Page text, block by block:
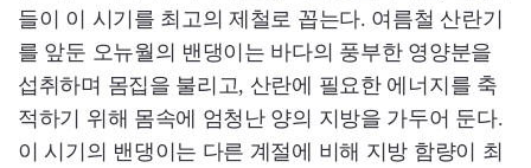
들이 이 시기를 최고의 제철로 꼽는다. 여름철 산란기
를 앞둔 오뉴월의 밴댕이는 바다의 풍부한 영양분을
섭취하며 몸집을 불리고, 산란에 필요한 에너지를 축
적하기 위해 몸속에 엄청난 양의 지방을 가두어 둔다.
이 시기의 밴댕이는 다른 계절에 비해 지방 함량이 최